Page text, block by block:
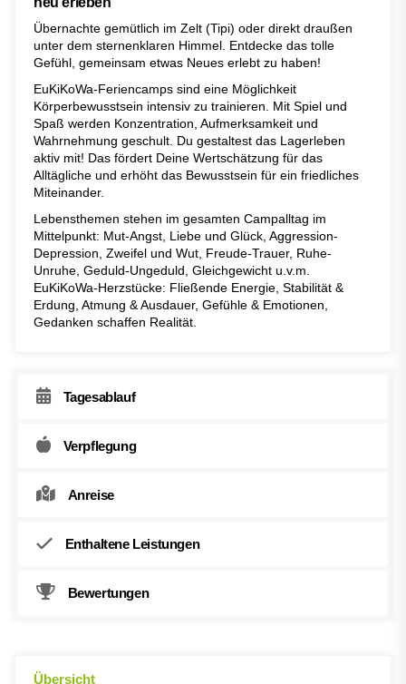
Übernachte gemütlich im Zelt (Tipi) oder direkt draußen
unter dem sternenklaren Himmel. Entdecke das tolle
Gefühl, gemeinsam etwas Neues erlebt zu haben!
EuKiKoWa-Feriencamps sind eine Möglichkeit
Körperbewusstsein intensiv zu trainieren. Mit Spiel und
Spaß werden Konzentration, Aufmerksamkeit und
Wahrnehmung geschult. Du gestaltest das Lagerleben
aktiv mit! Das fördert Deine Wertschätzung für das
Alltägliche und erhöht das Bewusstsein für ein friedliches
Miteinander.
Lebensthemen stehen im gesamten Campalltag im
Mittelpunkt: Mut-Angst, Liebe und Glück, Aggression-
Depression, Zweifel und Wut, Freude-Trauer, Ruhe-
Unruhe, Geduld-Ungeduld, Gleichgewicht u.v.m.
EuKiKoWa-Herzstücke: Fließende Energie, Stabilität &
Erdung, Atmung & Ausdauer, Gefühle & Emotionen,
Gedanken schaffen Realität.
Tagesablauf
Verpflegung
Anreise
Enthaltene Leistungen
Bewertungen
Übersicht